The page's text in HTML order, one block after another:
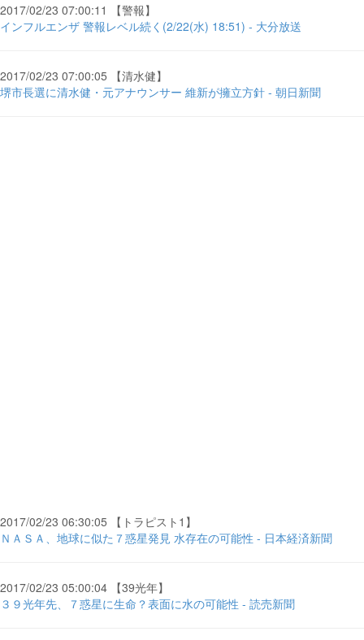
2017/02/23 07:00:11 【警報】
インフルエンザ 警報レベル続く(2/22(水) 18:51) - 大分放送
2017/02/23 07:00:05 【清水健】
堺市長選に清水健・元アナウンサー 維新が擁立方針 - 朝日新聞
2017/02/23 06:30:05 【トラピスト1】
ＮＡＳＡ、地球に似た７惑星発見 水存在の可能性 - 日本経済新聞
2017/02/23 05:00:04 【39光年】
３９光年先、７惑星に生命？表面に水の可能性 - 読売新聞